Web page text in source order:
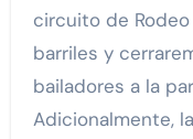
circuito de
barriles y
bailadores a la
Adicionalmente,